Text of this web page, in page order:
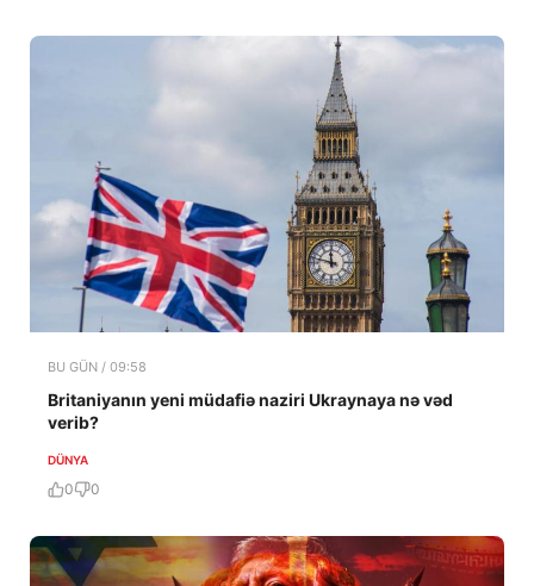
BU GÜN / 09:58
Britaniyanın yeni müdafiə naziri Ukraynaya nə vəd
verib?
DÜNYA
0 0